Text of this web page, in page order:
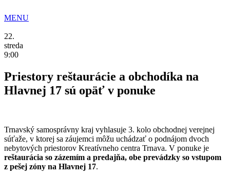
na
MENU
22.
streda
9:00
Priestory reštaurácie a obchodíka na
Hlavnej 17 sú opäť v ponuke
Trnavský samosprávny kraj vyhlasuje 3. kolo obchodnej verejnej
súťaže, v ktorej sa záujemci môžu uchádzať o podnájom dvoch
nebytových priestorov Kreatívneho centra Trnava. V ponuke je
reštaurácia so zázemím a predajňa, obe prevádzky so vstupom
z pešej zóny na Hlavnej 17.